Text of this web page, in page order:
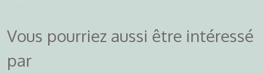
Vous pourriez aussi être intéressé
par